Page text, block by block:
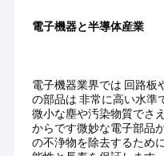
超音波清浄機械
機械超音波洗剤
台所はタンクを浸す
電子機器と半導体産業
電子機器業界では 回路板
の部品は 非常に高い水準
微小な塵や汚染物質でさ
からです微妙な電子部品
の不浄物を除去するため